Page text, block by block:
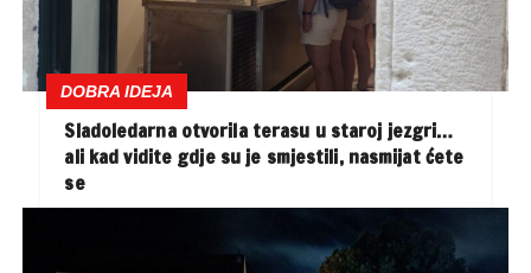
DOBRA IDEJA
Sladoledarna otvorila terasu u staroj jezgri…
ali kad vidite gdje su je smjestili, nasmijat ćete
se